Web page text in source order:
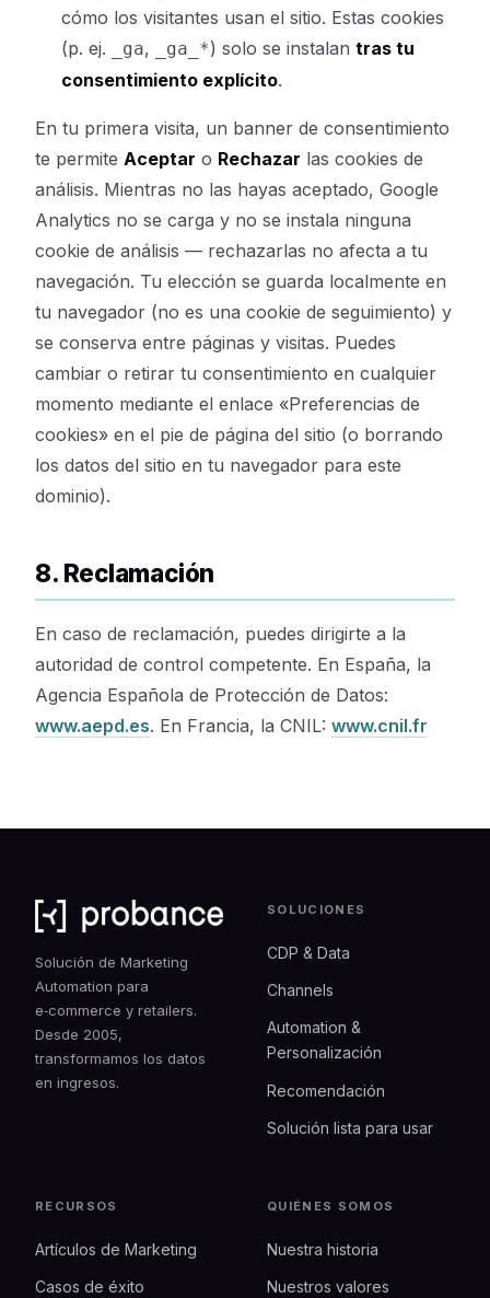
cómo los visitantes usan el sitio. Estas cookies
(p. ej.
_ga, _ga_*) solo se instalan tras tu
consentimiento explícito.
En tu primera visita, un banner de consentimiento
te permite Aceptar o Rechazar las cookies de
análisis. Mientras no las hayas aceptado, Google
Analytics no se carga y no se instala ninguna
cookie de análisis — rechazarlas no afecta a tu
navegación. Tu elección se guarda localmente en
tu navegador (no es una cookie de seguimiento) y
se conserva entre páginas y visitas. Puedes
cambiar o retirar tu consentimiento en cualquier
momento mediante el enlace «Preferencias de
cookies» en el pie de página del sitio (o borrando
los datos del sitio en tu navegador para este
dominio).
8. Reclamación
En caso de reclamación, puedes dirigirte a la
autoridad de control competente. En España, la
Agencia Española de Protección de Datos:
www.aepd.es. En Francia, la CNIL: www.cnil.fr
Solución de Marketing
Automation para
e‑commerce y retailers.
Desde 2005,
transformamos los datos
en ingresos.
SOLUCIONES
CDP & Data
Channels
Automation &
Personalización
Recomendación
Solución lista para usar
RECURSOS
Artículos de Marketing
Casos de éxito
QUIÉNES SOMOS
Nuestra historia
Nuestros valores